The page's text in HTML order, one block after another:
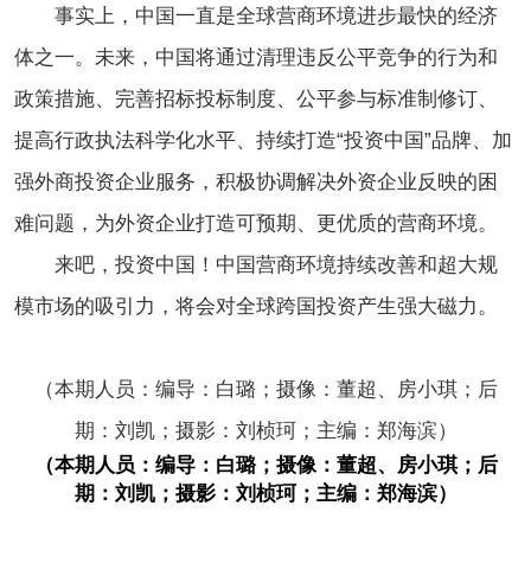
事实上，中国一直是全球营商环境进步最快的经济
体之一。未来，中国将通过清理违反公平竞争的行为和
政策措施、完善招标投标制度、公平参与标准制修订、
提高行政执法科学化水平、持续打造“投资中国”品牌、加
强外商投资企业服务，积极协调解决外资企业反映的困
难问题，为外资企业打造可预期、更优质的营商环境。
来吧，投资中国！中国营商环境持续改善和超大规
模市场的吸引力，将会对全球跨国投资产生强大磁力。
（本期人员：编导：白璐；摄像：董超、房小琪；后
期：刘凯；摄影：刘桢珂；主编：郑海滨）
（本期人员：编导：白璐；摄像：董超、房小琪；后
期：刘凯；摄影：刘桢珂；主编：郑海滨）